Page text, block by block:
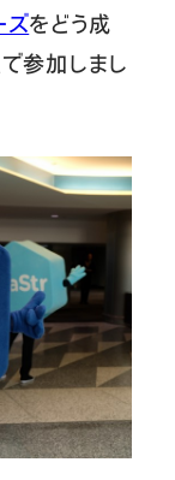
ズをどう成
参加しまし